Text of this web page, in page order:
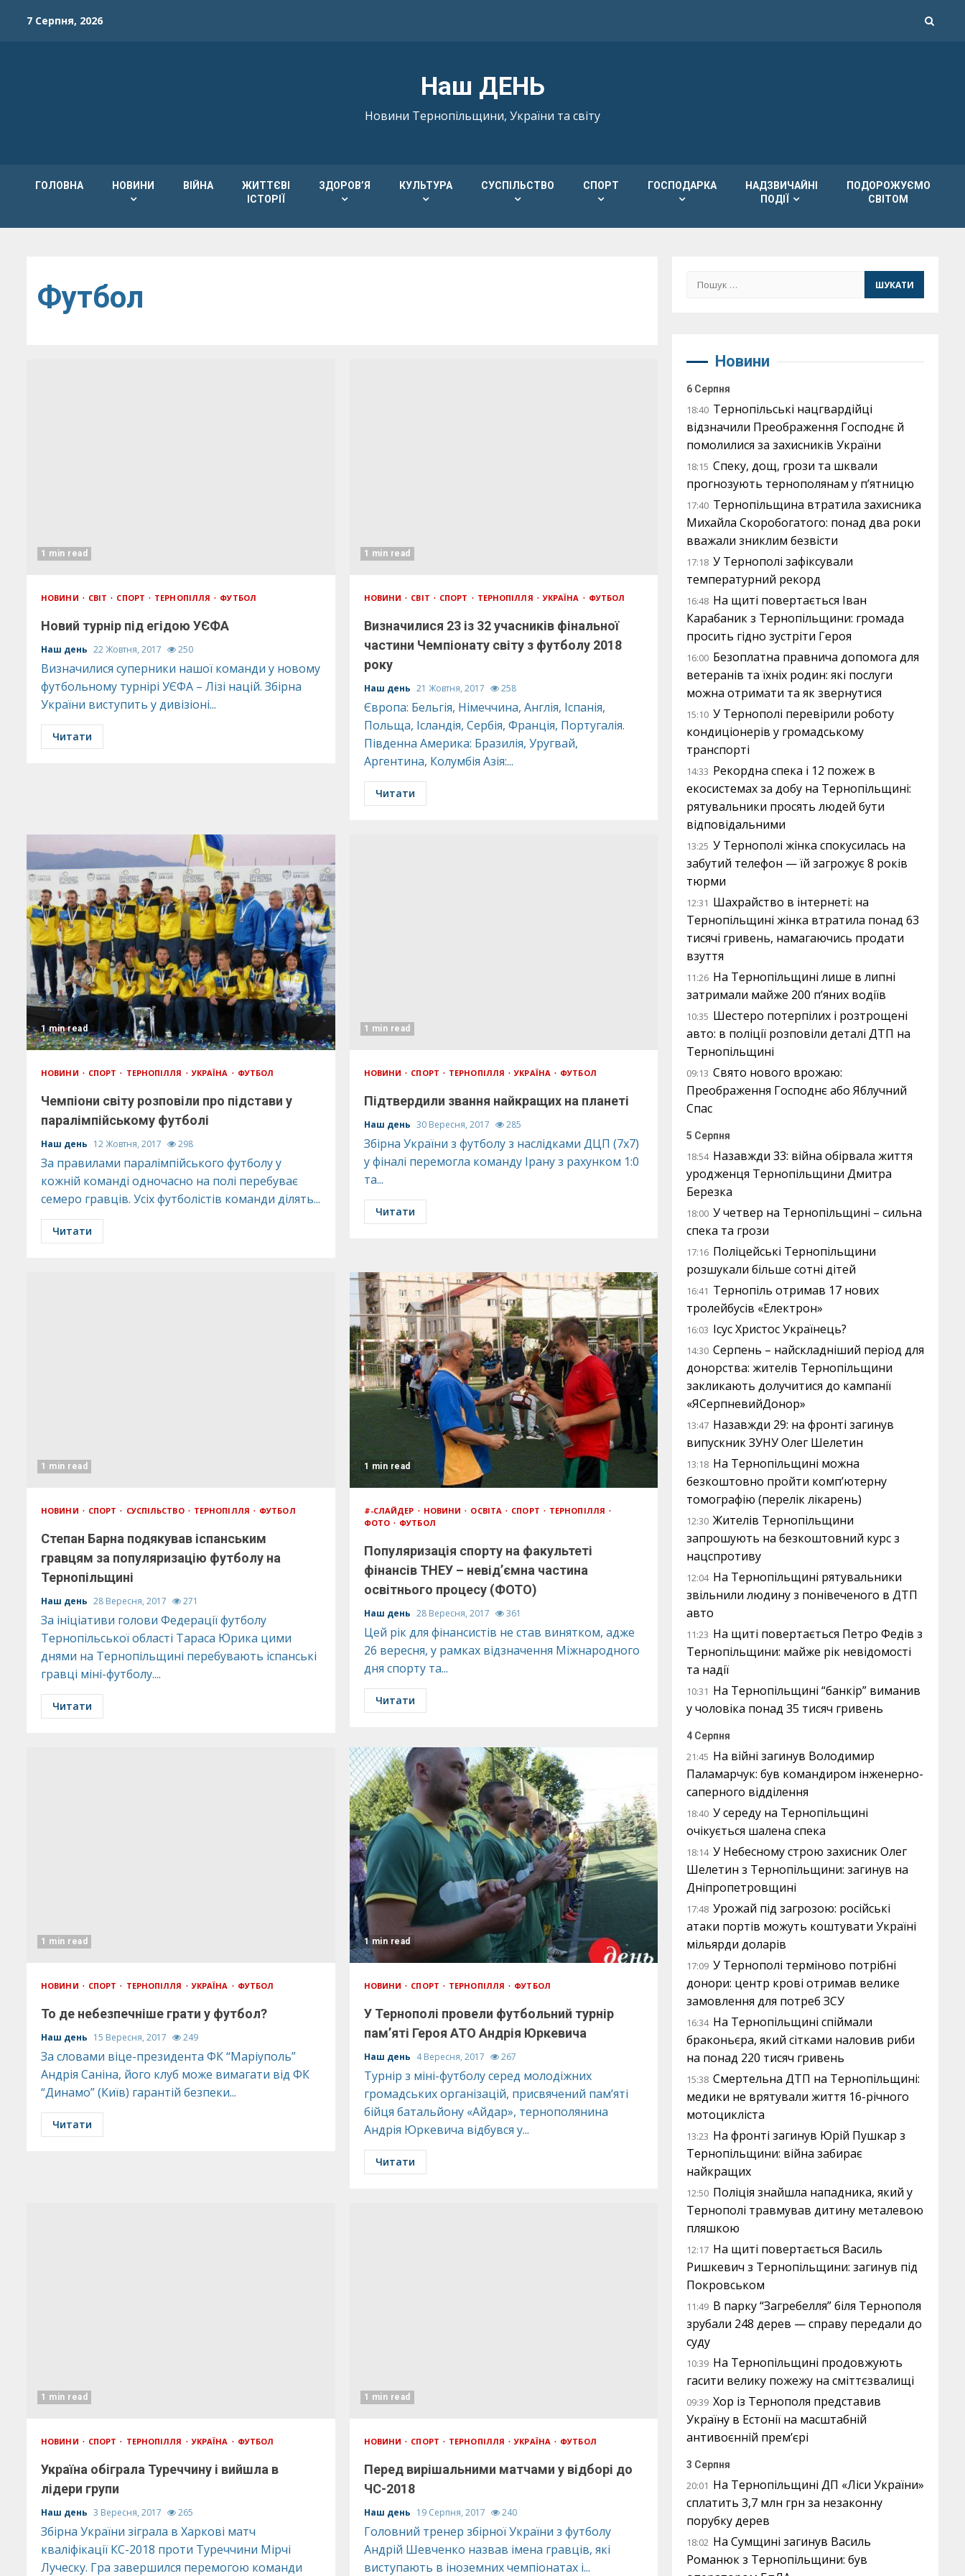
7 Серпня, 2026
Наш ДЕНЬ
Новини Тернопільщини, України та світу
ГОЛОВНА НОВИНИ ВІЙНА
ЖИТТЄВІ
ІСТОРІЇ
ЗДОРОВ’Я КУЛЬТУРА СУСПІЛЬСТВО СПОРТ ГОСПОДАРКА
НАДЗВИЧАЙНІ
ПОДІЇ
ПОДОРОЖУЄМО
СВІТОМ
Футбол
1 min read
НОВИНИ СВІТ СПОРТ ТЕРНОПІЛЛЯ ФУТБОЛ
Новий турнір під егідою УЄФА
Наш день 22 Жовтня, 2017 250
Визначилися суперники нашої команди у новому
футбольному турнірі УЄФА – Лізі націй. Збірна
України виступить у дивізіоні...
Читати
1 min read
НОВИНИ СВІТ СПОРТ ТЕРНОПІЛЛЯ УКРАЇНА ФУТБОЛ
Визначилися 23 із 32 учасників фінальної
частини Чемпіонату світу з футболу 2018
року
Наш день 21 Жовтня, 2017 258
Європа: Бельгія, Німеччина, Англія, Іспанія,
Польща, Ісландія, Сербія, Франція, Португалія.
Південна Америка: Бразилія, Уругвай,
Аргентина, Колумбія Азія:...
Читати
1 min read
НОВИНИ СПОРТ ТЕРНОПІЛЛЯ УКРАЇНА ФУТБОЛ
Чемпіони світу розповіли про підстави у
паралімпійському футболі
Наш день 12 Жовтня, 2017 298
За правилами паралімпійського футболу у
кожній команді одночасно на полі перебуває
семеро гравців. Усіх футболістів команди ділять...
Читати
1 min read
НОВИНИ СПОРТ ТЕРНОПІЛЛЯ УКРАЇНА ФУТБОЛ
Підтвердили звання найкращих на планеті
Наш день 30 Вересня, 2017 285
Збірна України з футболу з наслідками ДЦП (7х7)
у фіналі перемогла команду Ірану з рахунком 1:0
та...
Читати
1 min read
НОВИНИ СПОРТ СУСПІЛЬСТВО ТЕРНОПІЛЛЯ ФУТБОЛ
Степан Барна подякував іспанським
гравцям за популяризацію футболу на
Тернопільщині
Наш день 28 Вересня, 2017 271
За ініціативи голови Федерації футболу
Тернопільської області Тараса Юрика цими
днями на Тернопільщині перебувають іспанські
гравці міні-футболу....
Читати
1 min read
#-СЛАЙДЕР НОВИНИ ОСВІТА СПОРТ
ТЕРНОПІЛЛЯ
ФОТО
ФУТБОЛ
Популяризація спорту на факультеті
фінансів ТНЕУ – невід’ємна частина
освітнього процесу (ФОТО)
Наш день 28 Вересня, 2017 361
Цей рік для фінансистів не став винятком, адже
26 вересня, у рамках відзначення Міжнародного
дня спорту та...
Читати
1 min read
НОВИНИ СПОРТ ТЕРНОПІЛЛЯ УКРАЇНА ФУТБОЛ
То де небезпечніше грати у футбол?
Наш день 15 Вересня, 2017 249
За словами віце-президента ФК “Маріуполь”
Андрія Саніна, його клуб може вимагати від ФК
“Динамо” (Київ) гарантій безпеки...
Читати
1 min read
НОВИНИ СПОРТ ТЕРНОПІЛЛЯ ФУТБОЛ
У Тернополі провели футбольний турнір
пам’яті Героя АТО Андрія Юркевича
Наш день 4 Вересня, 2017 267
Турнір з міні-футболу серед молодіжних
громадських організацій, присвячений пам’яті
бійця батальйону «Айдар», тернополянина
Андрія Юркевича відбувся у...
Читати
1 min read
НОВИНИ СПОРТ ТЕРНОПІЛЛЯ УКРАЇНА ФУТБОЛ
Україна обіграла Туреччину і вийшла в
лідери групи
Наш день 3 Вересня, 2017 265
Збірна України зіграла в Харкові матч
кваліфікації КС-2018 проти Туреччини Мірчі
Луческу. Гра завершился перемогою команди
1 min read
НОВИНИ СПОРТ ТЕРНОПІЛЛЯ УКРАЇНА ФУТБОЛ
Перед вирішальними матчами у відборі до
ЧС-2018
Наш день 19 Серпня, 2017 240
Головний тренер збірної України з футболу
Андрій Шевченко назвав імена гравців, які
виступають в іноземних чемпіонатах і...
Пошук:
Новини
6 Серпня
18:40 Тернопільські нацгвардійці
відзначили Преображення Господнє й
помолилися за захисників України
18:15 Спеку, дощ, грози та шквали
прогнозують тернополянам у п’ятницю
17:40 Тернопільщина втратила захисника
Михайла Скоробогатого: понад два роки
вважали зниклим безвісти
17:18 У Тернополі зафіксували
температурний рекорд
16:48 На щиті повертається Іван
Карабаник з Тернопільщини: громада
просить гідно зустріти Героя
16:00 Безоплатна правнича допомога для
ветеранів та їхніх родин: які послуги
можна отримати та як звернутися
15:10 У Тернополі перевірили роботу
кондиціонерів у громадському
транспорті
14:33 Рекордна спека і 12 пожеж в
екосистемах за добу на Тернопільщині:
рятувальники просять людей бути
відповідальними
13:25 У Тернополі жінка спокусилась на
забутий телефон — їй загрожує 8 років
тюрми
12:31 Шахрайство в інтернеті: на
Тернопільщині жінка втратила понад 63
тисячі гривень, намагаючись продати
взуття
11:26 На Тернопільщині лише в липні
затримали майже 200 п’яних водіїв
10:35 Шестеро потерпілих і розтрощені
авто: в поліції розповіли деталі ДТП на
Тернопільщині
09:13 Свято нового врожаю:
Преображення Господнє або Яблучний
Спас
5 Серпня
18:54 Назавжди 33: війна обірвала життя
уродженця Тернопільщини Дмитра
Березка
18:00 У четвер на Тернопільщині – сильна
спека та грози
17:16 Поліцейські Тернопільщини
розшукали більше сотні дітей
16:41 Тернопіль отримав 17 нових
тролейбусів «Електрон»
16:03 Ісус Христос Українець?
14:30 Серпень – найскладніший період для
донорства: жителів Тернопільщини
закликають долучитися до кампанії
«ЯСерпневийДонор»
13:47 Назавжди 29: на фронті загинув
випускник ЗУНУ Олег Шелетин
13:18 На Тернопільщині можна
безкоштовно пройти комп’ютерну
томографію (перелік лікарень)
12:30 Жителів Тернопільщини
запрошують на безкоштовний курс з
нацспротиву
12:04 На Тернопільщині рятувальники
звільнили людину з понівеченого в ДТП
авто
11:23 На щиті повертається Петро Федів з
Тернопільщини: майже рік невідомості
та надії
10:31 На Тернопільщині “банкір” виманив
у чоловіка понад 35 тисяч гривень
4 Серпня
21:45 На війні загинув Володимир
Паламарчук: був командиром інженерно-
саперного відділення
18:40 У середу на Тернопільщині
очікується шалена спека
18:14 У Небесному строю захисник Олег
Шелетин з Тернопільщини: загинув на
Дніпропетровщині
17:48 Урожай під загрозою: російські
атаки портів можуть коштувати Україні
мільярди доларів
17:09 У Тернополі терміново потрібні
донори: центр крові отримав велике
замовлення для потреб ЗСУ
16:34 На Тернопільщині спіймали
браконьєра, який сітками наловив риби
на понад 220 тисяч гривень
15:38 Смертельна ДТП на Тернопільщині:
медики не врятували життя 16-річного
мотоцикліста
13:23 На фронті загинув Юрій Пушкар з
Тернопільщини: війна забирає
найкращих
12:50 Поліція знайшла нападника, який у
Тернополі травмував дитину металевою
пляшкою
12:17 На щиті повертається Василь
Ришкевич з Тернопільщини: загинув під
Покровськом
11:49 В парку “Загребелля” біля Тернополя
зрубали 248 дерев — справу передали до
суду
10:39 На Тернопільщині продовжують
гасити велику пожежу на сміттєзвалищі
09:39 Хор із Тернополя представив
Україну в Естонії на масштабній
антивоєнній прем’єрі
3 Серпня
20:01 На Тернопільщині ДП «Ліси України»
сплатить 3,7 млн грн за незаконну
порубку дерев
18:02 На Сумщині загинув Василь
Романюк з Тернопільщини: був